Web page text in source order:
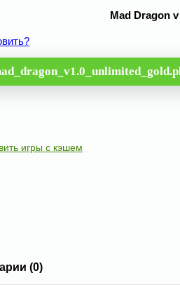
Mad Dragon
игры с кэшем
(0)